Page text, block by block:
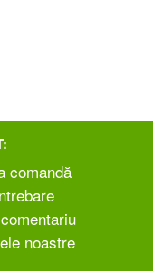
comandă
noastre